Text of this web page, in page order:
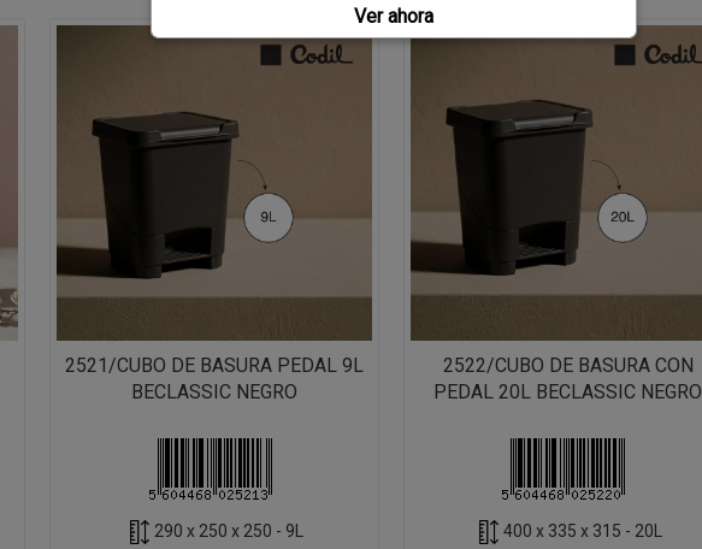
2521/CUBO DE BASURA PEDAL 9L
BECLASSIC NEGRO
290 x 250 x 250 - 9L
2522/CUBO DE BASURA CON
PEDAL 20L BECLASSIC NEGRO
400 x 335 x 315 - 20L
Ver ahora